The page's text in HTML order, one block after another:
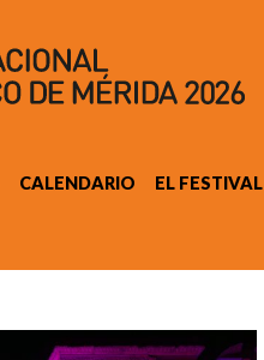
CALENDARIO EL FESTIVAL